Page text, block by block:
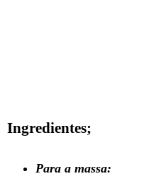
Ingredientes;
Para a massa: